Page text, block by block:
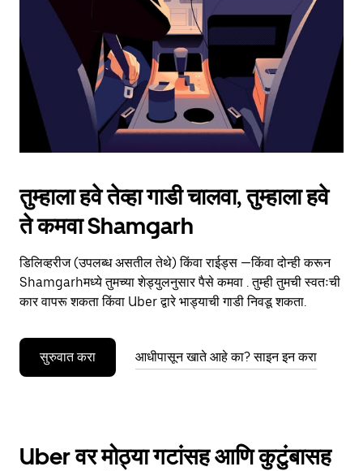
the
calendar.
तुम्हाला हवे तेव्हा गाडी चालवा, तुम्हाला हवे
ते कमवा Shamgarh
डिलिव्हरीज (उपलब्ध असतील तेथे) किंवा राईड्स —किंवा दोन्ही करून
Shamgarhमध्ये तुमच्या शेड्युलनुसार पैसे कमवा . तुम्ही तुमची स्वतःची
कार वापरू शकता किंवा Uber द्वारे भाड्याची गाडी निवडू शकता.
सुरुवात करा आधीपासून खाते आहे का? साइन इन करा
Uber वर मोठ्या गटांसह आणि कुटुंबासह